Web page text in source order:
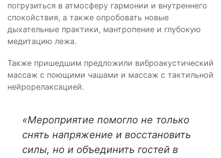
погрузиться в атмосферу гармонии и внутреннего
спокойствия, а также опробовать новые
дыхательные практики, мантропение и глубокую
медитацию лежа.
Также пришедшим предложили виброакустический
массаж с поющими чашами и массаж с тактильной
нейрорелаксацией.
«Мероприятие помогло не только
снять напряжение и восстановить
силы, но и объединить гостей в